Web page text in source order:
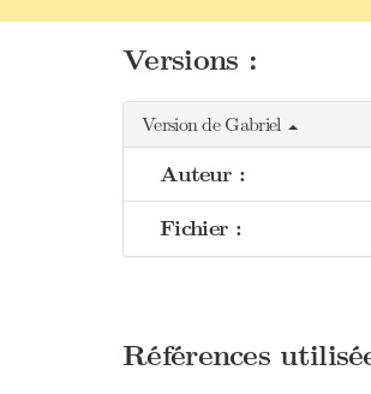
Versions :
Version de Gabriel
Auteur :
Fichier :
Références